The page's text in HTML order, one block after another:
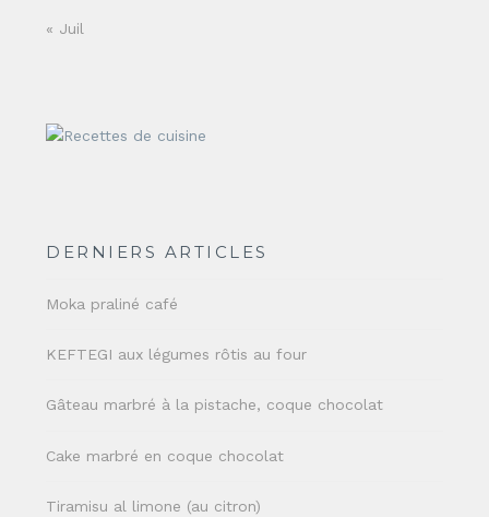
« Juil
DERNIERS ARTICLES
Moka praliné café
KEFTEGI aux légumes rôtis au four
Gâteau marbré à la pistache, coque chocolat
Cake marbré en coque chocolat
Tiramisu al limone (au citron)